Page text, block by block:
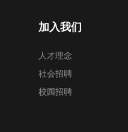
加入我们
人才理念
社会招聘
校园招聘